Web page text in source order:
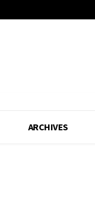
ARCHIVES